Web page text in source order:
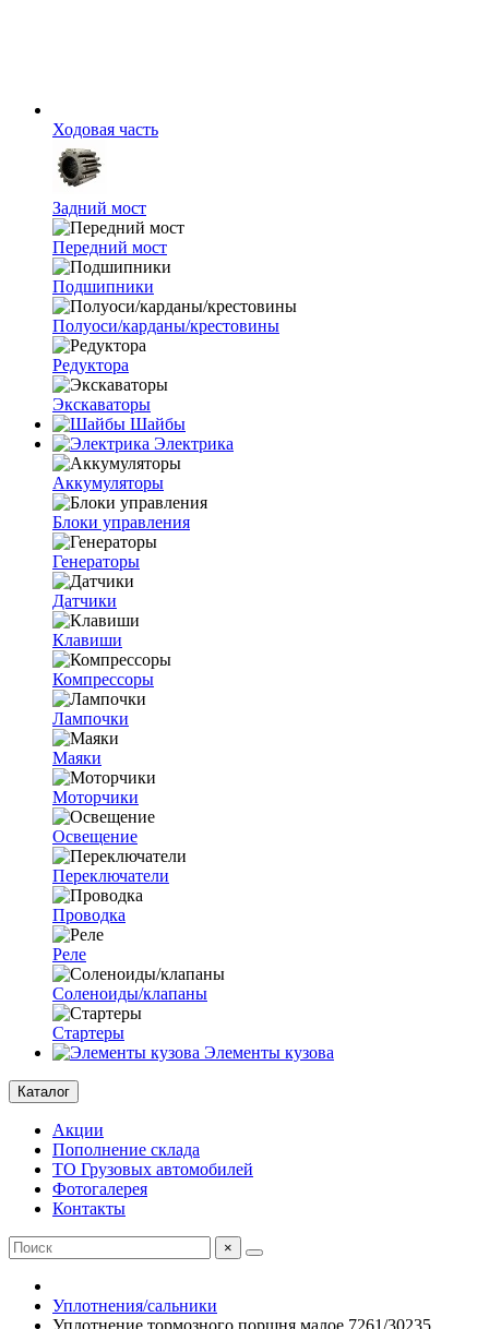
Ходовая часть
Задний мост
Передний мост
Подшипники
Полуоси/карданы/крестовины
Редуктора
Экскаваторы
Шайбы
Электрика
Аккумуляторы
Блоки управления
Генераторы
Датчики
Клавиши
Компрессоры
Лампочки
Маяки
Моторчики
Освещение
Переключатели
Проводка
Реле
Соленоиды/клапаны
Стартеры
Элементы кузова
Каталог
Акции
Пополнение склада
ТО Грузовых автомобилей
Фотогалерея
Контакты
×
Уплотнения/сальники
Уплотнение тормозного поршня малое 7261/30235